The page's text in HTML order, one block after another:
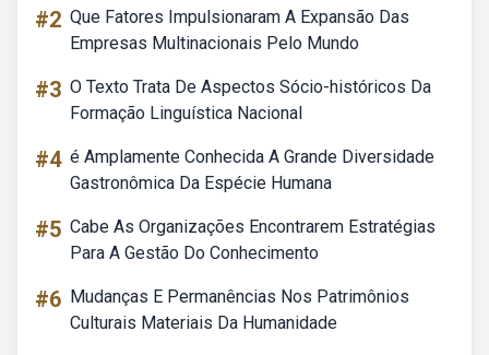
#2 Que Fatores Impulsionaram A Expansão Das
Empresas Multinacionais Pelo Mundo
#3 O Texto Trata De Aspectos Sócio-históricos Da
Formação Linguística Nacional
#4 é Amplamente Conhecida A Grande Diversidade
Gastronômica Da Espécie Humana
#5 Cabe As Organizações Encontrarem Estratégias
Para A Gestão Do Conhecimento
#6 Mudanças E Permanências Nos Patrimônios
Culturais Materiais Da Humanidade